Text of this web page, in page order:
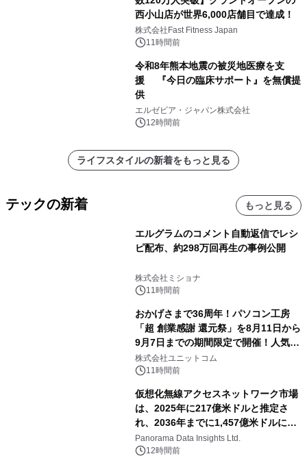
西小山店が世界6,000店舗目で達成！
株式会社Fast Fitness Japan
11時間前
令和8年熊本地震の被災地医療を支
援 『今日の臨床サポート』を無償提
供
エルゼビア・ジャパン株式会社
12時間前
ライフスタイルの新着をもっと見る
テックの新着 もっと見る
エルグラムのコメント自動返信でレシ
ピ配布、約298万回再生の事例公開
株式会社ミショナ
11時間前
おかげさまで36周年！パソコン工房
「超 創業感謝 還元祭」を8月11日から
9月7日までの期間限定で開催！人気の
ゲーミングPCや高性能ノートPCなど
対象iiyama PCのご購入で最大3万円分
株式会社ユニットコム
11時間前
仮想化無線アクセスネットワーク市場
は、2025年に217億米ドルと推定さ
れ、2036年までに1,457億米ドルに達
すると予測されており、予測期間
（2026年～2036年）
Panorama Data Insights Ltd.
12時間前